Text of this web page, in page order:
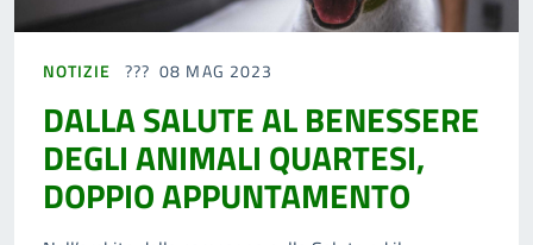
NOTIZIE 08 MAG 2023
DALLA SALUTE AL BENESSERE
DEGLI ANIMALI QUARTESI,
DOPPIO APPUNTAMENTO